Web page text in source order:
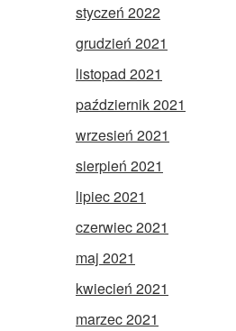
styczeń 2022
grudzień 2021
listopad 2021
październik 2021
wrzesień 2021
sierpień 2021
lipiec 2021
czerwiec 2021
maj 2021
kwiecień 2021
marzec 2021